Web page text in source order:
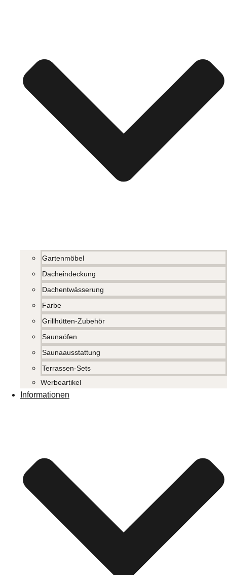
Gartenmöbel
Dacheindeckung
Dachentwässerung
Farbe
Grillhütten-Zubehör
Saunaöfen
Saunaausstattung
Terrassen-Sets
Werbeartikel
Informationen